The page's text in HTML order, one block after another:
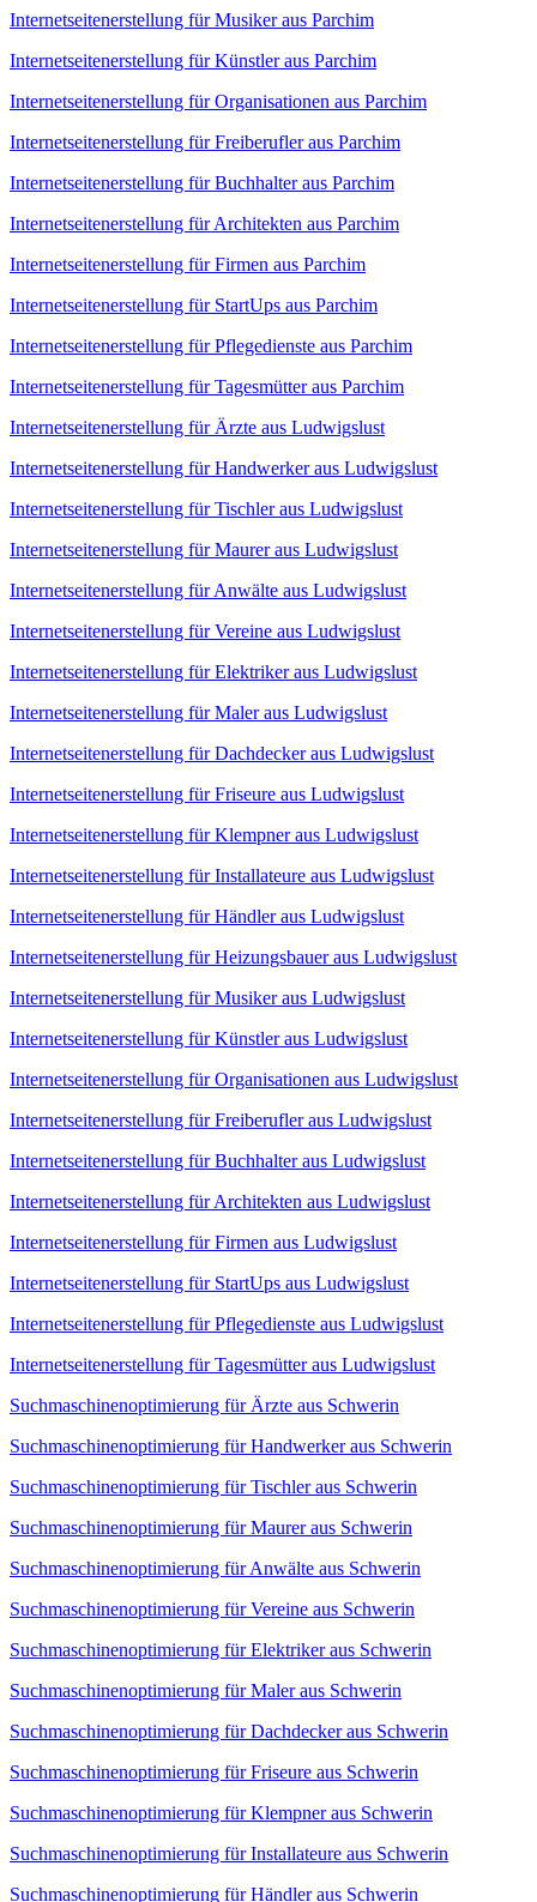
Internetseitenerstellung für Musiker aus Parchim
Internetseitenerstellung für Künstler aus Parchim
Internetseitenerstellung für Organisationen aus Parchim
Internetseitenerstellung für Freiberufler aus Parchim
Internetseitenerstellung für Buchhalter aus Parchim
Internetseitenerstellung für Architekten aus Parchim
Internetseitenerstellung für Firmen aus Parchim
Internetseitenerstellung für StartUps aus Parchim
Internetseitenerstellung für Pflegedienste aus Parchim
Internetseitenerstellung für Tagesmütter aus Parchim
Internetseitenerstellung für Ärzte aus Ludwigslust
Internetseitenerstellung für Handwerker aus Ludwigslust
Internetseitenerstellung für Tischler aus Ludwigslust
Internetseitenerstellung für Maurer aus Ludwigslust
Internetseitenerstellung für Anwälte aus Ludwigslust
Internetseitenerstellung für Vereine aus Ludwigslust
Internetseitenerstellung für Elektriker aus Ludwigslust
Internetseitenerstellung für Maler aus Ludwigslust
Internetseitenerstellung für Dachdecker aus Ludwigslust
Internetseitenerstellung für Friseure aus Ludwigslust
Internetseitenerstellung für Klempner aus Ludwigslust
Internetseitenerstellung für Installateure aus Ludwigslust
Internetseitenerstellung für Händler aus Ludwigslust
Internetseitenerstellung für Heizungsbauer aus Ludwigslust
Internetseitenerstellung für Musiker aus Ludwigslust
Internetseitenerstellung für Künstler aus Ludwigslust
Internetseitenerstellung für Organisationen aus Ludwigslust
Internetseitenerstellung für Freiberufler aus Ludwigslust
Internetseitenerstellung für Buchhalter aus Ludwigslust
Internetseitenerstellung für Architekten aus Ludwigslust
Internetseitenerstellung für Firmen aus Ludwigslust
Internetseitenerstellung für StartUps aus Ludwigslust
Internetseitenerstellung für Pflegedienste aus Ludwigslust
Internetseitenerstellung für Tagesmütter aus Ludwigslust
Suchmaschinenoptimierung für Ärzte aus Schwerin
Suchmaschinenoptimierung für Handwerker aus Schwerin
Suchmaschinenoptimierung für Tischler aus Schwerin
Suchmaschinenoptimierung für Maurer aus Schwerin
Suchmaschinenoptimierung für Anwälte aus Schwerin
Suchmaschinenoptimierung für Vereine aus Schwerin
Suchmaschinenoptimierung für Elektriker aus Schwerin
Suchmaschinenoptimierung für Maler aus Schwerin
Suchmaschinenoptimierung für Dachdecker aus Schwerin
Suchmaschinenoptimierung für Friseure aus Schwerin
Suchmaschinenoptimierung für Klempner aus Schwerin
Suchmaschinenoptimierung für Installateure aus Schwerin
Suchmaschinenoptimierung für Händler aus Schwerin